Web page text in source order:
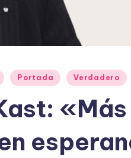
Portada Verdadero